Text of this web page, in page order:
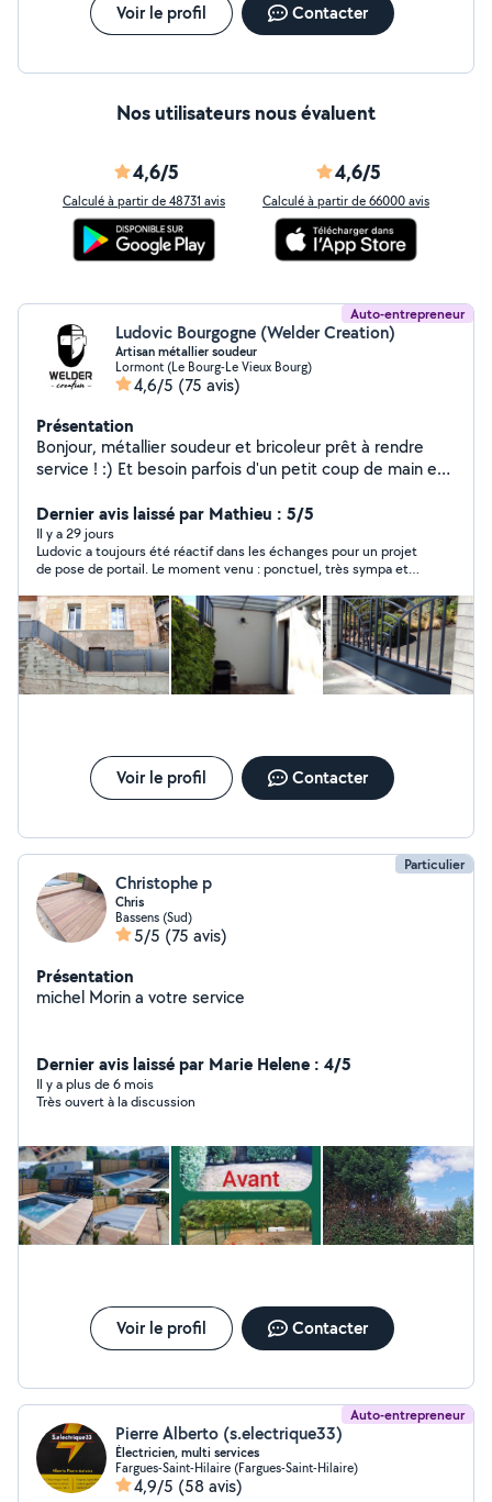
Voir le profil Contacter
Nos utilisateurs nous évaluent
4,6/5
Calculé à partir de 48731 avis
4,6/5
Calculé à partir de 66000 avis
Auto-entrepreneur
Ludovic Bourgogne (Welder Creation)
Artisan métallier soudeur
Lormont (Le Bourg-Le Vieux Bourg)
4,6/5 (75 avis)
Présentation
Bonjour, métallier soudeur et bricoleur prêt à rendre
service ! :) Et besoin parfois d'un petit coup de main en
soudure : - réparations sur-mesure - fabrication de
mobilier et structures - pose d'ouvrages métalliques
Dernier avis laissé par Mathieu : 5/5
Il y a 29 jours
Ludovic a toujours été réactif dans les échanges pour un projet
de pose de portail. Le moment venu : ponctuel, très sympa et
Voir le profil Contacter
Particulier
Christophe p
Chris
Bassens (Sud)
5/5 (75 avis)
Présentation
michel Morin a votre service
Dernier avis laissé par Marie Helene : 4/5
Il y a plus de 6 mois
Très ouvert à la discussion
Voir le profil Contacter
Auto-entrepreneur
Pierre Alberto (s.electrique33)
Électricien, multi services
Fargues-Saint-Hilaire (Fargues-Saint-Hilaire)
4,9/5 (58 avis)